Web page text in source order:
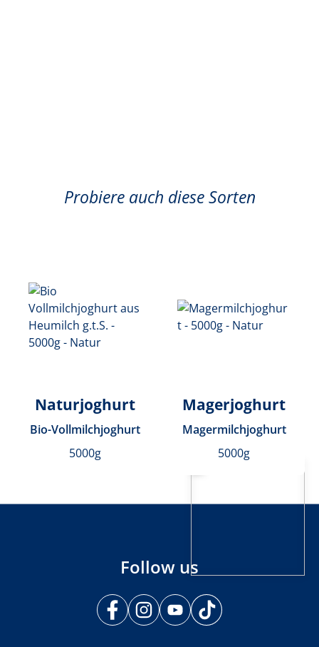
Probiere auch diese Sorten
Naturjoghurt
Bio-Vollmilchjoghurt
5000g
Magerjoghurt
Magermilchjoghurt
5000g
Follow us